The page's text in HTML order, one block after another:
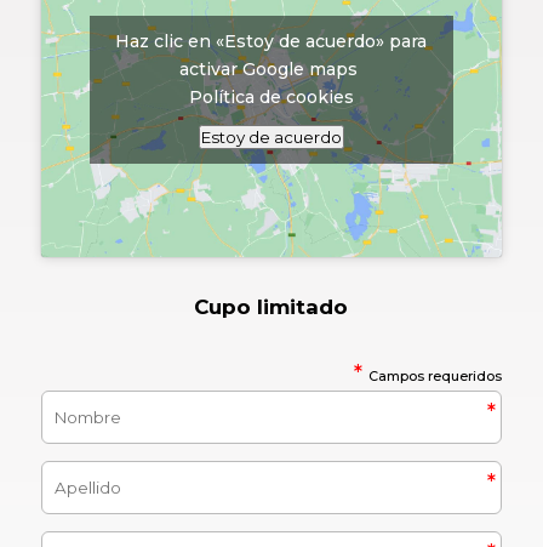
Haz clic en «Estoy de acuerdo» para
activar Google maps
Política de cookies
Estoy de acuerdo
Cupo limitado
* Campos requeridos